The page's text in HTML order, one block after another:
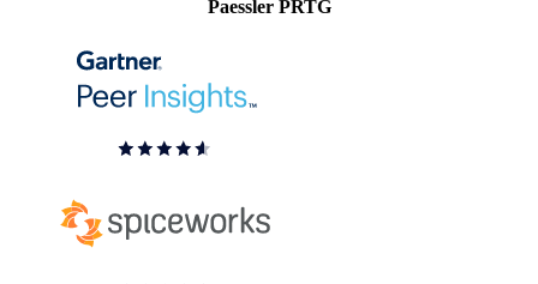
Paessler PRTG